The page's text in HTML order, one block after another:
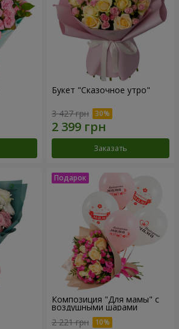
Букет "Сказочное утро"
3 427 грн
Заказать
Композиция "Для мамы" с
воздушными шарами
2 221 грн